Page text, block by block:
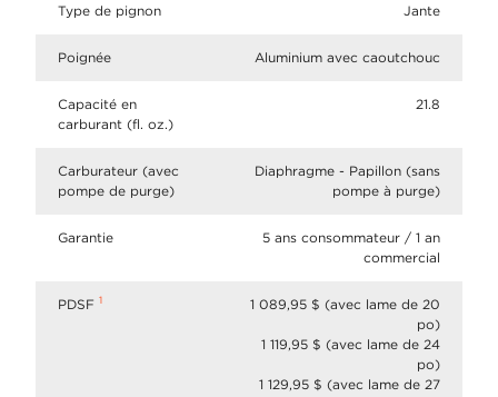
Type de pignon Jante
Poignée Aluminium avec caoutchouc
Capacité en
carburant (fl. oz.)
21.8
Carburateur (avec
pompe de purge)
Diaphragme - Papillon (sans
pompe à purge)
Garantie
5 ans consommateur / 1 an
commercial
PDSF 1
1 089,95 $ (avec lame de 20
po)
1 119,95 $ (avec lame de 24
po)
1 129,95 $ (avec lame de 27